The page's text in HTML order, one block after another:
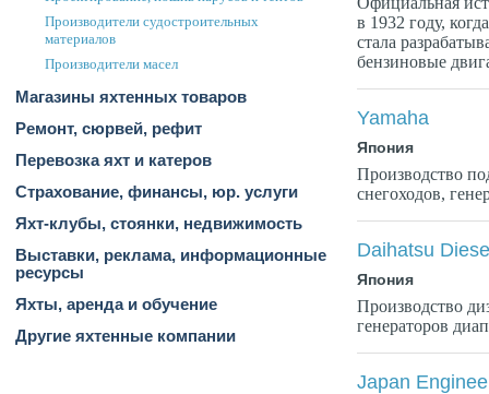
Производители судостроительных
материалов
Производители масел
Магазины яхтенных товаров
Ремонт, сюрвей, рефит
Перевозка яхт и катеров
Страхование, финансы, юр. услуги
Яхт-клубы, стоянки, недвижимость
Выставки, реклама, информационные
ресурсы
Яхты, аренда и обучение
Другие яхтенные компании
в 1932 году,
стала
бензиновые
Yamaha
Япония
Производство
снегоходов,
Daihatsu
Япония
Производство
генераторов
Japan